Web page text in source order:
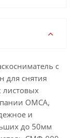
с
для снятия
листовых
OMCA,
и
до 50мм